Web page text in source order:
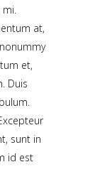
mi.
at,
et,
Duis
sunt in
id est